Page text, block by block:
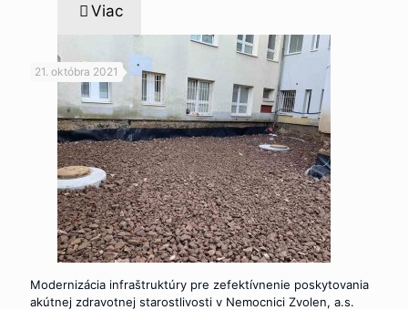
Viac
21. októbra 2021
Modernizácia infraštruktúry pre zefektívnenie poskytovania
akútnej zdravotnej starostlivosti v Nemocnici Zvolen, a.s.